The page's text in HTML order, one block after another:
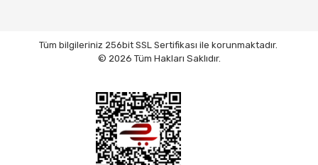
Tüm bilgileriniz 256bit SSL Sertifikası ile korunmaktadır.
© 2026 Tüm Hakları Saklıdır.